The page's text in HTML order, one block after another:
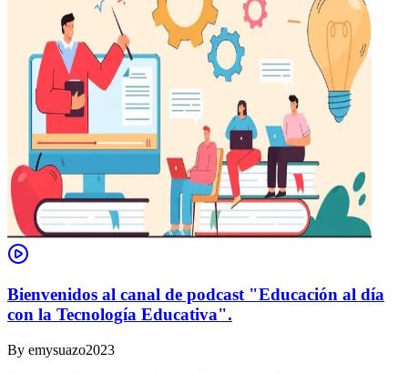
Bienvenidos al canal de podcast "Educación al día
con la Tecnología Educativa".
By emysuazo2023